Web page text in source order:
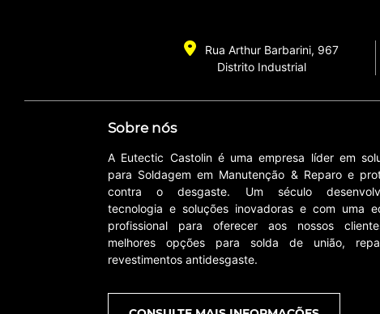
Rua Arthur Barbarini, 967
Distrito Industrial
Sobre nós
A Eutectic Castolin é uma empresa líder em
para Soldagem em Manutenção & Reparo e
contra o desgaste. Um século
tecnologia e soluções inovadoras e com uma
profissional para oferecer aos nossos
melhores opções para solda de união,
revestimentos antidesgaste.